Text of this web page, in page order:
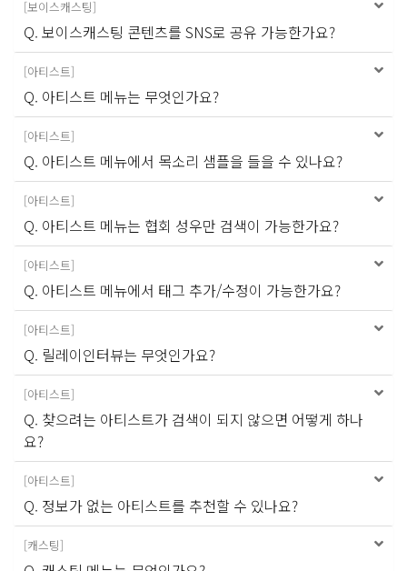
[보이스캐스팅]
Q. 보이스캐스팅 콘텐츠를 SNS로 공유 가능한가요?
[아티스트]
Q. 아티스트 메뉴는 무엇인가요?
[아티스트]
Q. 아티스트 메뉴에서 목소리 샘플을 들을 수 있나요?
[아티스트]
Q. 아티스트 메뉴는 협회 성우만 검색이 가능한가요?
[아티스트]
Q. 아티스트 메뉴에서 태그 추가/수정이 가능한가요?
[아티스트]
Q. 릴레이인터뷰는 무엇인가요?
[아티스트]
Q. 찾으려는 아티스트가 검색이 되지 않으면 어떻게 하나
요?
[아티스트]
Q. 정보가 없는 아티스트를 추천할 수 있나요?
[캐스팅]